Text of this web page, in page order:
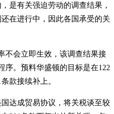
是有关强迫劳动的调查结果，
在进行中，因此各国承受的关
不会立即生效，该调查结果接
序。预料华盛顿的目标是在122
款接续补上。
达成贸易协议，将关税谈至较